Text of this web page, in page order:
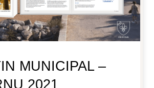
MUNICIPAL –
2021